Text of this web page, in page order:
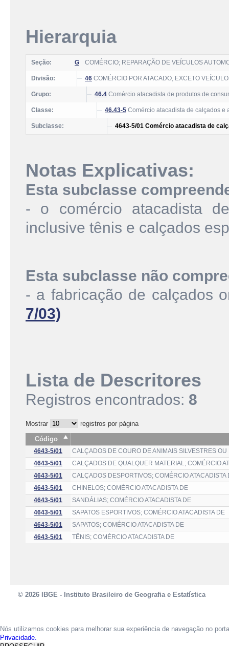
Hierarquia
Seção: G COMÉRCIO; REPARAÇÃO DE VEÍCULOS
Divisão: 46 COMÉRCIO POR ATACADO, EXCETO
Grupo: 46.4 Comércio atacadista de produtos de
Classe: 46.43-5 Comércio atacadista de calçados e
Subclasse: 4643-5/01 Comércio atacadista de
Notas Explicativas:
Esta subclasse
- o comércio atacadista
inclusive tênis e calçados
Esta subclasse não
- a fabricação de calçados
7/03)
Lista de Descritores
Registros encontrados: 8
Mostrar
registros por página
Código
4643-5/01
CALÇADOS DE COURO DE ANIMAIS SILVESTRES
4643-5/01
CALÇADOS DE QUALQUER MATERIAL; COMÉRCIO
4643-5/01
CALÇADOS DESPORTIVOS; COMÉRCIO ATACADISTA
4643-5/01
CHINELOS; COMÉRCIO ATACADISTA DE
4643-5/01
SANDÁLIAS; COMÉRCIO ATACADISTA DE
4643-5/01
SAPATOS ESPORTIVOS; COMÉRCIO ATACADISTA DE
4643-5/01
SAPATOS; COMÉRCIO ATACADISTA DE
4643-5/01
TÊNIS; COMÉRCIO ATACADISTA DE
© 2026 IBGE - Instituto Brasileiro de Geografia e Estatística
Nós utilizamos cookies para melhorar sua experiência de navegação no
Privacidade.